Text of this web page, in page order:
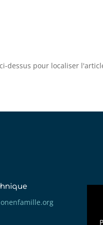
dessus pour localiser
gro.e
llima
fneno